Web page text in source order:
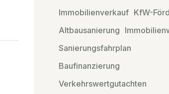
Immobilienverkauf KfW-
Altbausanierung
Sanierungsfahrplan
Baufinanzierung
Verkehrswertgutachten